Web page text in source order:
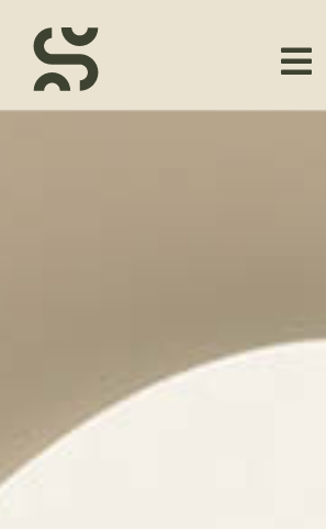
YHTEYSTIEDOT